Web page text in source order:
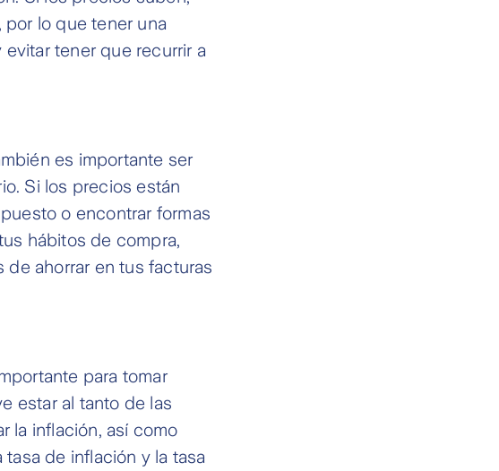
lo que tener una
tener que recurrir a
es importante ser
Si los precios están
o encontrar formas
hábitos de compra,
ahorrar en tus facturas
para tomar
estar al tanto de las
la inflación, así como
de inflación y la tasa